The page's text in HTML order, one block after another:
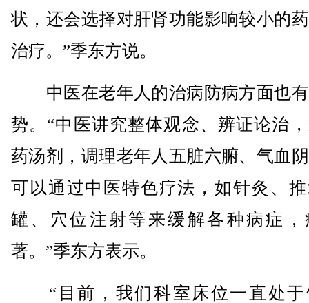
状，还会选择对肝肾功能影响较小的
治疗。”季东方说。
中医在老年人的治病防病方面也
势。“中医讲究整体观念、辨证论治
药汤剂，调理老年人五脏六腑、气血
可以通过中医特色疗法，如针灸、
罐、穴位注射等来缓解各种病症，
著。”季东方表示。
“目前，我们科室床位一直处于